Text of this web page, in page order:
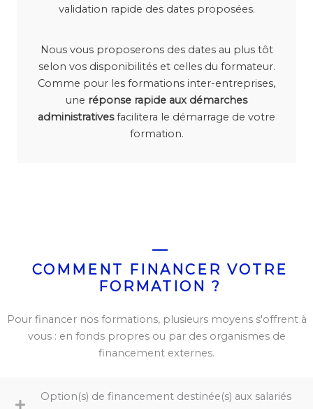
validation rapide des dates proposées.
Nous vous proposerons des dates au plus tôt
selon vos disponibilités et celles du formateur.
Comme pour les formations inter-entreprises,
une réponse rapide aux démarches
administrativesfacilitera le démarrage de votre
formation.
COMMENT FINANCER VOTRE
FORMATION ?
Pour financer nos formations, plusieurs moyens s'offrent à
vous : en fonds propres ou par des organismes de
financement externes.
Option(s) de financement destinée(s) aux salariés